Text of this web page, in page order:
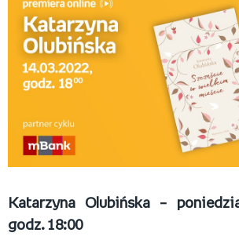
Katarzyna Olubińska –
godz. 18:00